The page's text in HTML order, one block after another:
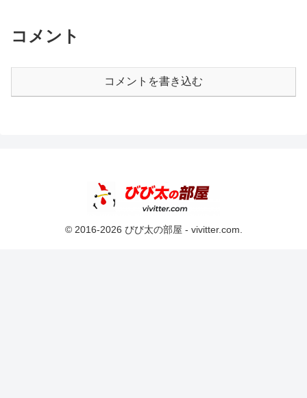
コメント
コメントを書き込む
© 2016-2026 びび太の部屋 - vivitter.com.